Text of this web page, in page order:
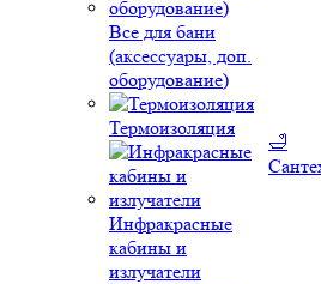
Все для бани
(аксессуары, доп.
оборудование)
Термоизоляция
Инфракрасные
кабины и
излучатели
🛁